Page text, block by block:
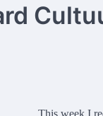
This week I